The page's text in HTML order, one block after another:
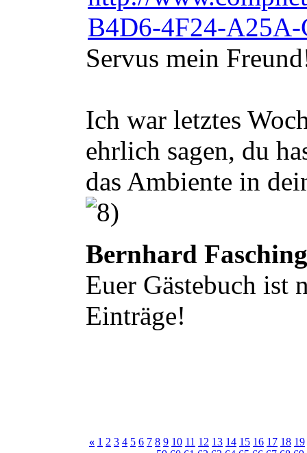
Servus mein
Ich war letztes
ehrlich sagen, du
das Ambiente in
Bernhard Fasching
Euer Gästebuch ist
Einträge!
« 1 2 3 4 5 6 7 8 9 10 11 12 13 14 15 16 17 18 19